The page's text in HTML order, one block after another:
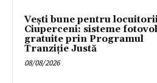
Vești bune pentru
Ciuperceni: sisteme
gratuite prin Programul
Tranziție Justă
08/08/2026